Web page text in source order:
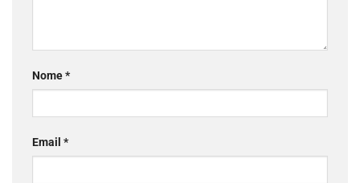
Nome*
Email *